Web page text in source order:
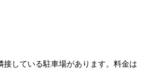
接している駐車場があります。料金は